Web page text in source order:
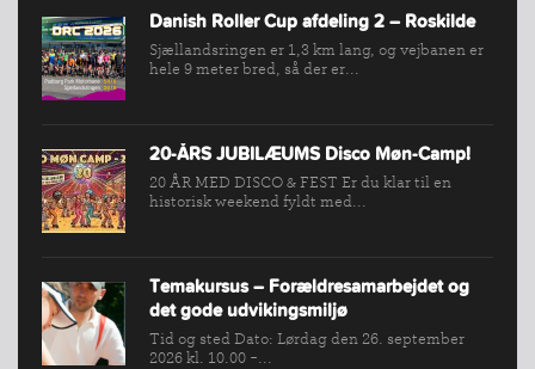
Danish Roller Cup afdeling 2 – Roskilde
Sjællandsringen er 1,3 km lang, og vejbanen er
hele 9 meter bred, så der er...
20-ÅRS JUBILÆUMS Disco Møn-Camp!
20 ÅR MED DISCO & FEST Er du klar til en
historisk weekend fyldt med...
Temakursus – Forældresamarbejdet og
det gode udvikingsmiljø
Tid og sted Dato: Lørdag den 26. september
2026 kl. 10.00 -...